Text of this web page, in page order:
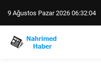
9 Ağustos Pazar 2026 06:32:05